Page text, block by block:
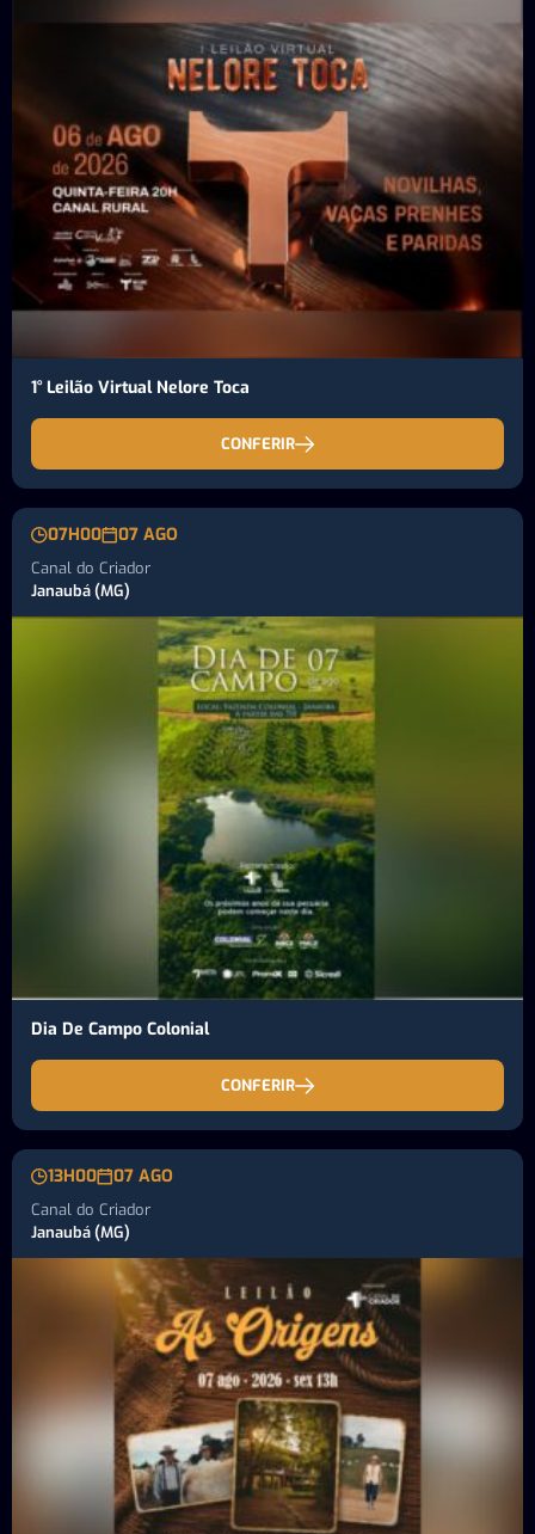
1° Leilão Virtual Nelore Toca
CONFERIR
07H00 07 AGO
Canal do Criador
Janaubá (MG)
Dia De Campo Colonial
CONFERIR
13H00 07 AGO
Canal do Criador
Janaubá (MG)